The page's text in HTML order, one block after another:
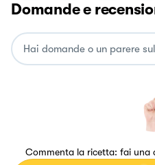
Domande e
Commenta la ricetta: fai una